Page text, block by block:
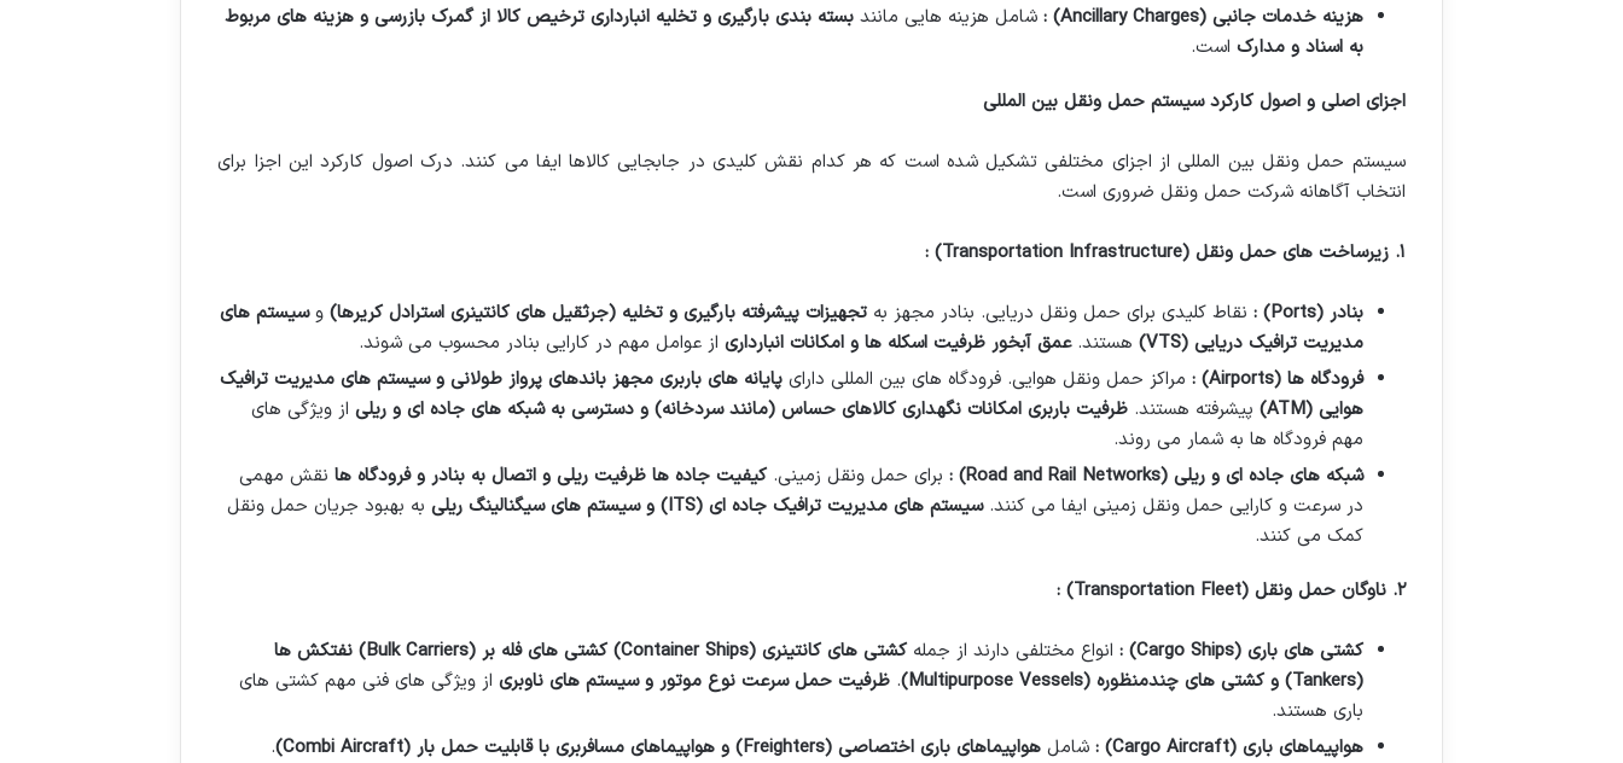
هزینه خدمات جانبی (Ancillary Charges)
:شامل هزینه هایی مانندبسته بندی بارگیری و تخلیه انبارداری ترخیص کالا از گمرک بازرسی و هزینه های مربوط
به اسناد و مدارک است.
اجزای اصلی و اصول کارکرد سیستم حمل ونقل بین المللی
سیستم حمل ونقل بین المللی از اجزای مختلفی تشکیل شده است که هر کدام نقش کلیدی در جابجایی کالاها ایفا می کنند. درک اصول کارکرد این اجزا برای
انتخاب آگاهانه شرکت حمل ونقل ضروری است.
۱.زیرساخت های حمل ونقل (Transportation Infrastructure)
:
بنادر (Ports)
: نقاط کلیدی برای حمل ونقل دریایی. بنادر مجهز بهتجهیزات پیشرفته بارگیری و تخلیه (جرثقیل های کانتینری استرادل کریرها) وسیستم های
مدیریت ترافیک دریایی (VTS) هستند.عمق آبخور ظرفیت اسکله ها و امکانات انبارداری از عوامل مهم در کارایی بنادر محسوب می شوند.
فرودگاه ها (Airports)
: مراکز حمل ونقل هوایی. فرودگاه های بین المللی دارایپایانه های باربری مجهز باندهای پرواز طولانی و سیستم های مدیریت ترافیک
هوایی (ATM) پیشرفته هستند.ظرفیت باربری امکانات نگهداری کالاهای حساس (مانند سردخانه) و دسترسی به شبکه های جاده ای و ریلی از ویژگی های
مهم فرودگاه ها به شمار می روند.
شبکه های جاده ای و ریلی (Road and Rail Networks)
: برای حمل ونقل زمینی.کیفیت جاده ها ظرفیت ریلی و اتصال به بنادر و فرودگاه ها نقش مهمی
در سرعت و کارایی حمل ونقل زمینی ایفا می کنند.سیستم های مدیریت ترافیک جاده ای (ITS) و سیستم های سیگنالینگ ریلی به بهبود جریان حمل ونقل
کمک می کنند.
۲.ناوگان حمل ونقل (Transportation Fleet)
:
کشتی های باری (Cargo Ships)
: انواع مختلفی دارند از جملهکشتی های کانتینری (Container Ships) کشتی های فله بر (Bulk Carriers)
نفتکش ها
(Tankers)
و کشتی های چندمنظوره (Multipurpose Vessels)
.ظرفیت حمل سرعت نوع موتور و سیستم های ناوبری از ویژگی های فنی مهم کشتی های
باری هستند.
هواپیماهای باری (Cargo Aircraft)
:شاملهواپیماهای باری اختصاصی (Freighters) و هواپیماهای مسافربری با قابلیت حمل بار (Combi Aircraft)
.